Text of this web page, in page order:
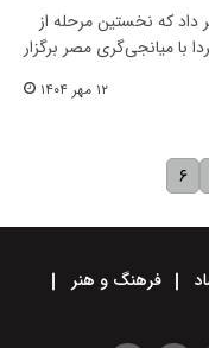
داد که نخستین مرحله از
با میانجی‌گری مصر برگزار
۱۲ مهر ۱۴۰۴
۶
فرهنگ و هنر